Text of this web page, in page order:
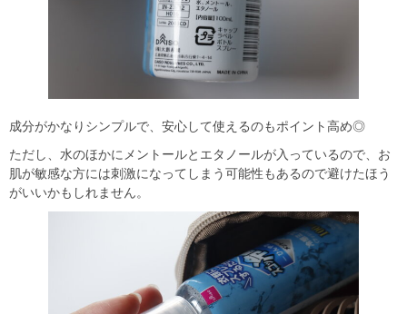
成分がかなりシンプルで、安心して使えるのもポイント高め◎
ただし、水のほかにメントールとエタノールが入っているので、お
肌が敏感な方には刺激になってしまう可能性もあるので避けたほう
がいいかもしれません。